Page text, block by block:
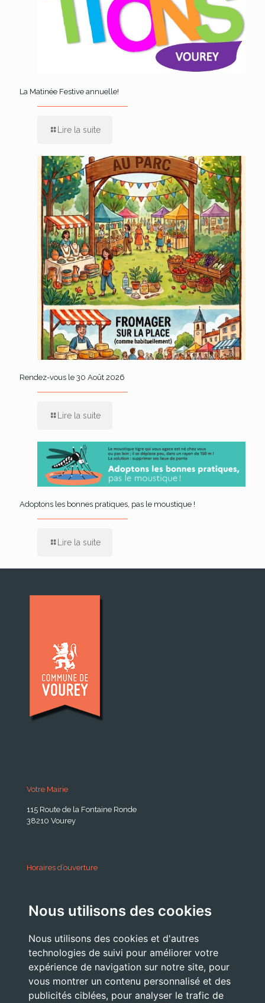
Nous utilisons des cookies
Nous utilisons des cookies et d'autres
technologies de suivi pour améliorer votre
expérience de navigation sur notre site, pour
vous montrer un contenu personnalisé et des
publicités ciblées, pour analyser le trafic de
La Matinée Festive annuelle!
Lire la suite
Rendez-vous le 30 Août 2026
Lire la suite
Adoptons les bonnes pratiques, pas le moustique !
Lire la suite
Votre Mairie
115 Route de la Fontaine Ronde
38210 Vourey
Horaires d’ouverture
Lundi . Mardi : 10h 12h /16h 18h30
Jeudi . Vendredi : 13h30 / 17h
Nous Contacter